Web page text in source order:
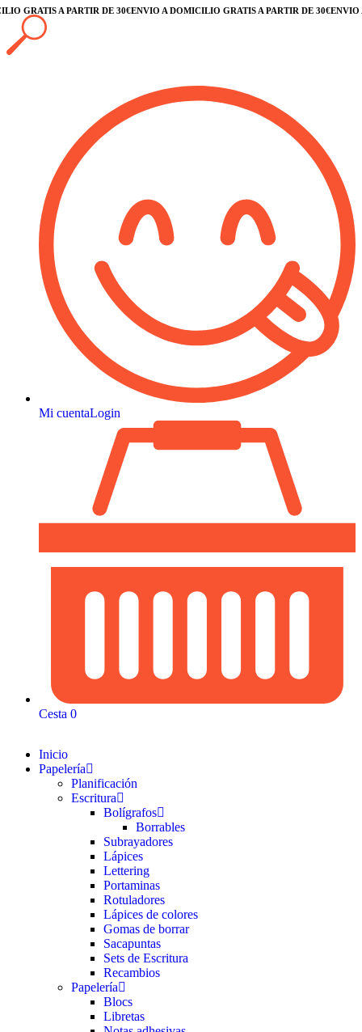
GRATIS A PARTIR DE 30€ENVÍO A DOMICILIO GRATIS A PARTIR DE 30€ENVÍO A
Mi cuentaLogin
Cesta 0
Inicio
Papelería
Planificación
Escritura
Bolígrafos
Borrables
Subrayadores
Lápices
Lettering
Portaminas
Rotuladores
Lápices de colores
Gomas de borrar
Sacapuntas
Sets de Escritura
Recambios
Papelería
Blocs
Libretas